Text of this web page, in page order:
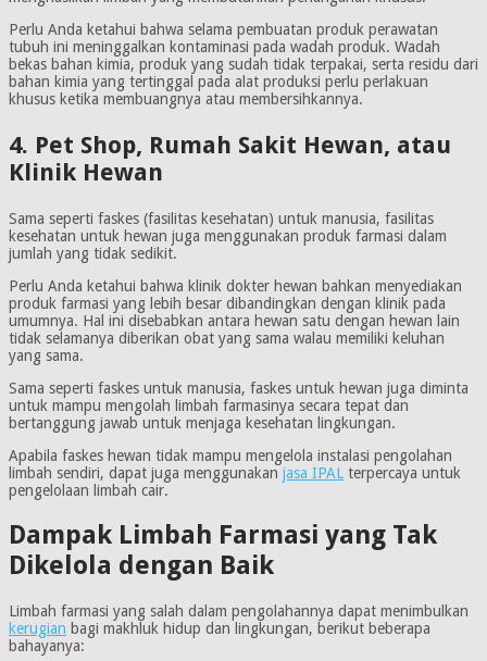
Perlu Anda ketahui bahwa selama pembuatan produk perawatan
tubuh ini meninggalkan kontaminasi pada wadah produk. Wadah
bekas bahan kimia, produk yang sudah tidak terpakai, serta residu dari
bahan kimia yang tertinggal pada alat produksi perlu perlakuan
khusus ketika membuangnya atau membersihkannya.
4. Pet Shop, Rumah Sakit Hewan, atau
Klinik Hewan
Sama seperti faskes (fasilitas kesehatan) untuk manusia, fasilitas
kesehatan untuk hewan juga menggunakan produk farmasi dalam
jumlah yang tidak sedikit.
Perlu Anda ketahui bahwa klinik dokter hewan bahkan menyediakan
produk farmasi yang lebih besar dibandingkan dengan klinik pada
umumnya. Hal ini disebabkan antara hewan satu dengan hewan lain
tidak selamanya diberikan obat yang sama walau memiliki keluhan
yang sama.
Sama seperti faskes untuk manusia, faskes untuk hewan juga diminta
untuk mampu mengolah limbah farmasinya secara tepat dan
bertanggung jawab untuk menjaga kesehatan lingkungan.
Apabila faskes hewan tidak mampu mengelola instalasi pengolahan
limbah sendiri, dapat juga menggunakan jasa IPAL terpercaya untuk
pengelolaan limbah cair.
Dampak Limbah Farmasi yang Tak
Dikelola dengan Baik
Limbah farmasi yang salah dalam pengolahannya dapat menimbulkan
kerugian bagi makhluk hidup dan lingkungan, berikut beberapa
bahayanya: